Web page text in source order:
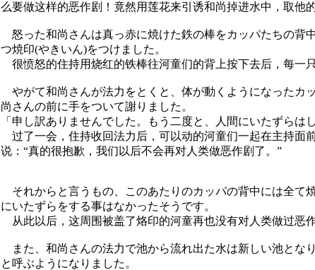
么要做这样的恶作剧！竟然用莲花来引诱和尚掉进水中，取他
怒った和尚さんは真っ赤に焼けた鉄の棒をカッパたちの背
つ焼印(やきいん)をつけました。
很愤怒的住持用烧红的铁棒往河童们的背上按下去后，每一
やがて和尚さんが法力をとくと、体が動くようになったカ
尚さんの前に手をついて謝りました。
「申し訳ありませんでした。もう二度と、人間にいたずらは
过了一会，住持收回法力后，可以动的河童们一起在主持面
说：“真的很抱歉，我们以后不会再对人类做恶作剧了。”
それからと言うもの、このあたりのカッパの背中には全て
にいたずらをする事はなかったそうです。
从此以后，这周围被盖了烙印的河童再也没有对人类做过恶作
また、和尚さんの法力で池から流れ出た水は新しい池とな
と呼ぶようになりました。